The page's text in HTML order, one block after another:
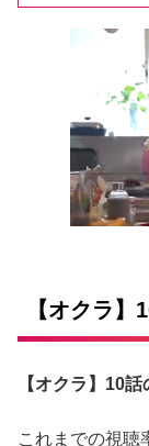
【オクラ】
【オクラ】10
これまでの視聴